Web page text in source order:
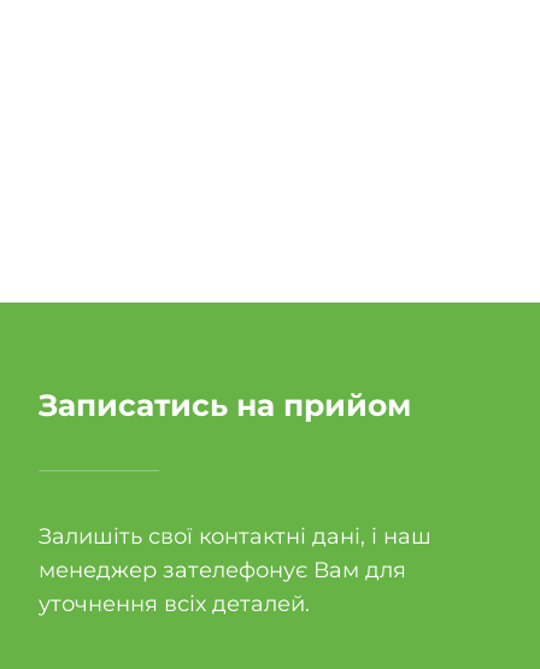
Записатись на прийом
Залишіть свої контактні дані, і наш
менеджер зателефонує Вам для
уточнення всіх деталей.